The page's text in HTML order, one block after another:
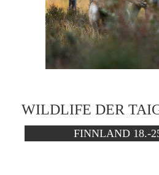
WILDLIFE DER
FINNLAND 18.-